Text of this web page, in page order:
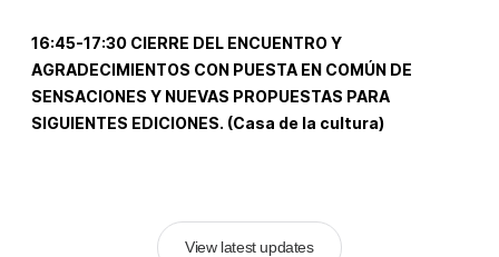
16:45-17:30 CIERRE DEL ENCUENTRO Y
AGRADECIMIENTOS CON PUESTA EN COMÚN DE
SENSACIONES Y NUEVAS PROPUESTAS PARA
SIGUIENTES EDICIONES. (Casa de la cultura)
View latest updates